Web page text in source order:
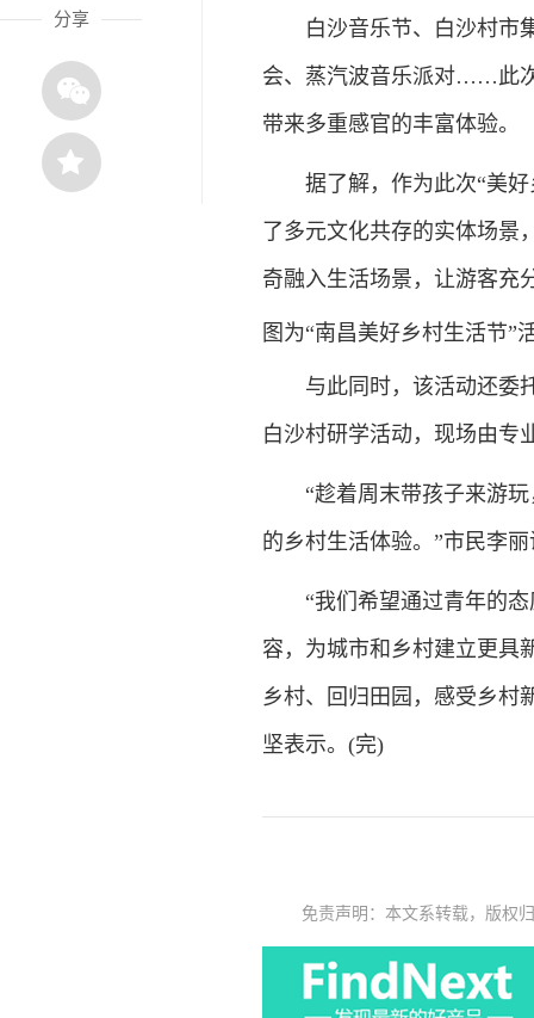
分享
白沙音乐节、白沙村市集
会、蒸汽波音乐派对……此
带来多重感官的丰富体验。
据了解，作为此次“美好
了多元文化共存的实体场
奇融入生活场景，让游客充
图为“南昌美好乡村生活节”
与此同时，该活动还委托
白沙村研学活动，现场由专
“趁着周末带孩子来游玩
的乡村生活体验。”市民李
“我们希望通过青年的态
容，为城市和乡村建立更具
乡村、回归田园，感受乡村
坚表示。(完)
免责声明：本文系转载，版权